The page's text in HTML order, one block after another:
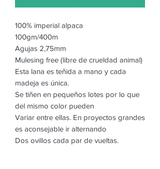
100% imperial alpaca
100gm/400m
Agujas 2,75mm
Mulesing free (libre de crueldad animal)
Esta lana es teñida a mano y cada
madeja es única.
Se tiñen en pequeños lotes por lo que
del mismo color pueden
Variar entre ellas. En proyectos grandes
es aconsejable ir alternando
Dos ovillos cada par de vueltas.